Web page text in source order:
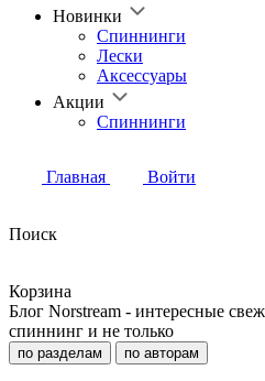
Новинки
Спиннинги
Лески
Аксессуары
Акции
Спиннинги
Главная Войти
Поиск
Корзина
Блог Norstream - интересные
спиннинг и не только
по разделам по авторам